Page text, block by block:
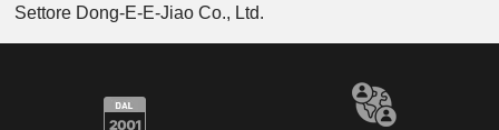
Settore Dong-E-E-Jiao Co., Ltd.